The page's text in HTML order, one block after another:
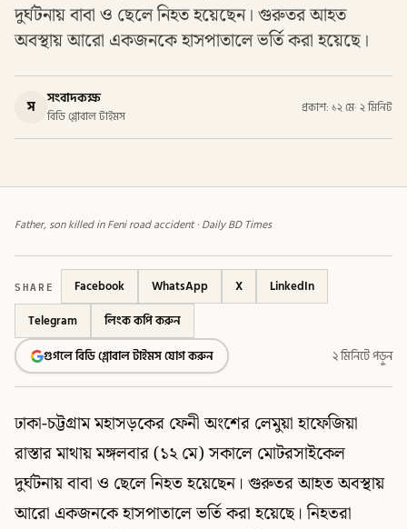
দুর্ঘটনায় বাবা ও ছেলে নিহত হয়েছেন। গুরুতর আহত
অবস্থায় আরো একজনকে হাসপাতালে ভর্তি করা হয়েছে।
স সংবাদকক্ষ
বিডি গ্লোবাল টাইমস
প্রকাশ: ১২ মে· ২ মিনিট
Father, son killed in Feni road accident · Daily BD Times
SHARE Facebook WhatsApp X
LinkedIn
Telegram
লিংক কপি করুন
গুগলে বিডি গ্লোবাল টাইমস যোগ করুন
২ মিনিটে পড়ুন
ঢাকা-চট্টগ্রাম মহাসড়কের ফেনী অংশের লেমুয়া হাফেজিয়া
রাস্তার মাথায় মঙ্গলবার (১২ মে) সকালে মোটরসাইকেল
দুর্ঘটনায় বাবা ও ছেলে নিহত হয়েছেন। গুরুতর আহত অবস্থায়
আরো একজনকে হাসপাতালে ভর্তি করা হয়েছে। নিহতরা